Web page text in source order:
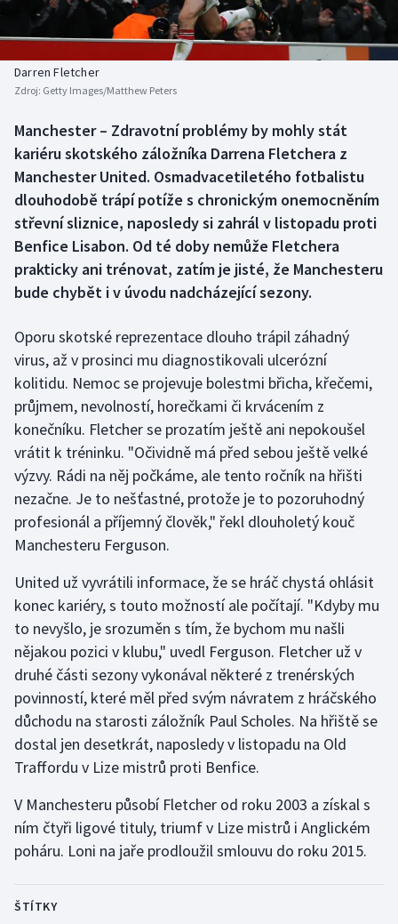
Baseball a softbal
Biatlon
Boby a skeleton
Box
Curling
Dostihy
Futsal
Golf
Gymnastika
Házená
Jezdectví
Krasobruslení
Lezení
Lyže a snowboard
Moderní pětiboj
Olympijské hry
Plavání
Soutěže
Aplikace ČT sport
AZ kvíz
Darren Fletcher
Zdroj: Getty Images/Matthew Peters
Manchester – Zdravotní problémy by mohly stát
kariéru skotského záložníka Darrena Fletchera z
Manchester United. Osmadvacetiletého fotbalistu
dlouhodobě trápí potíže s chronickým onemocněním
střevní sliznice, naposledy si zahrál v listopadu proti
Benfice Lisabon. Od té doby nemůže Fletchera
prakticky ani trénovat, zatím je jisté, že Manchesteru
bude chybět i v úvodu nadcházející sezony.
Oporu skotské reprezentace dlouho trápil záhadný
virus, až v prosinci mu diagnostikovali ulcerózní
kolitidu. Nemoc se projevuje bolestmi břicha, křečemi,
průjmem, nevolností, horečkami či krvácením z
konečníku. Fletcher se prozatím ještě ani nepokoušel
vrátit k tréninku. "Očividně má před sebou ještě velké
výzvy. Rádi na něj počkáme, ale tento ročník na hřišti
nezačne. Je to nešťastné, protože je to pozoruhodný
profesionál a příjemný člověk," řekl dlouholetý kouč
Manchesteru Ferguson.
United už vyvrátili informace, že se hráč chystá ohlásit
konec kariéry, s touto možností ale počítají. "Kdyby mu
to nevyšlo, je srozuměn s tím, že bychom mu našli
nějakou pozici v klubu," uvedl Ferguson. Fletcher už v
druhé části sezony vykonával některé z trenérských
povinností, které měl před svým návratem z hráčského
důchodu na starosti záložník Paul Scholes. Na hřiště se
dostal jen desetkrát, naposledy v listopadu na Old
Traffordu v Lize mistrů proti Benfice.
V Manchesteru působí Fletcher od roku 2003 a získal s
ním čtyři ligové tituly, triumf v Lize mistrů i Anglickém
poháru. Loni na jaře prodloužil smlouvu do roku 2015.
ŠTÍTKY